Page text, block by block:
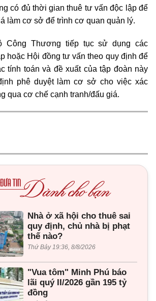
có đủ thời gian thuê tư vấn độc lập để
làm cơ sở để trình cơ quan quản lý.
Công Thương tiếp tục sử dụng các
hoặc Hội đồng tư vấn theo quy định để
tính toán và đề xuất của tập đoàn này
phê duyệt làm cơ sở cho việc xác
qua cơ chế cạnh tranh/đấu giá.
Nhà ở xã hội cho thuê sai
quy định, chủ nhà bị phạt
thế nào?
Thứ Bảy 19:36, 8/8/2026
"Vua tôm" Minh Phú báo
lãi quý II/2026 gần 195 tỷ
đồng